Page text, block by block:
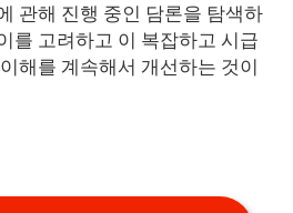
관해 진행 중인 담론을 탐색하
를 고려하고 이 복잡하고 시급
해를 계속해서 개선하는 것이